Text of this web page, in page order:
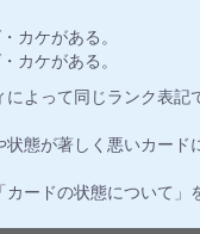
カケがある。
カケがある。
によって同じランク表記
状態が著しく悪いカード
ードの状態について」